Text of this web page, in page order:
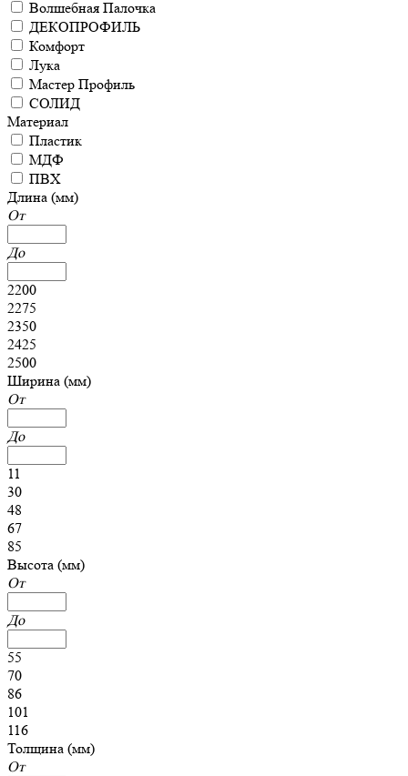
Волшебная Палочка
ДЕКОПРОФИЛЬ
Комфорт
Лука
Мастер Профиль
СОЛИД
Материал
Пластик
МДФ
ПВХ
Длина (мм)
От
До
2200
2275
2350
2425
2500
Ширина (мм)
От
До
11
30
48
67
85
Высота (мм)
От
До
55
70
86
101
116
Толщина (мм)
От